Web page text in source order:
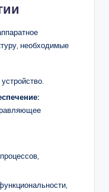
необходимые